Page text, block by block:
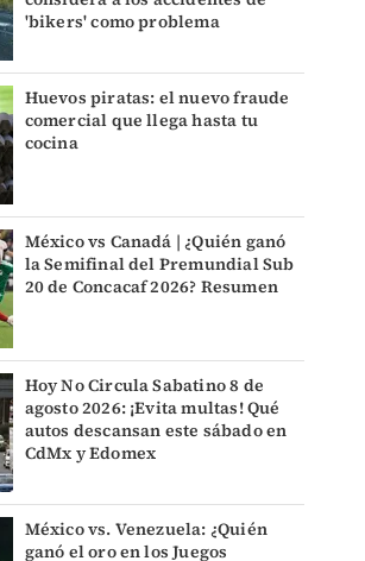
'bikers' como problema
Huevos piratas: el nuevo fraude
comercial que llega hasta tu
cocina
México vs Canadá | ¿Quién ganó
la Semifinal del Premundial Sub
20 de Concacaf 2026? Resumen
Hoy No Circula Sabatino 8 de
agosto 2026: ¡Evita multas! Qué
autos descansan este sábado en
CdMx y Edomex
México vs. Venezuela: ¿Quién
ganó el oro en los Juegos